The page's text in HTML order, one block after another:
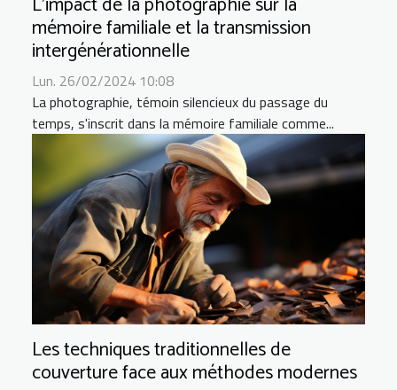
mémoire familiale et la transmission
intergénérationnelle
Lun. 26/02/2024 10:08
La photographie, témoin silencieux du passage du
temps, s'inscrit dans la mémoire familiale comme...
Les techniques traditionnelles de
couverture face aux méthodes modernes